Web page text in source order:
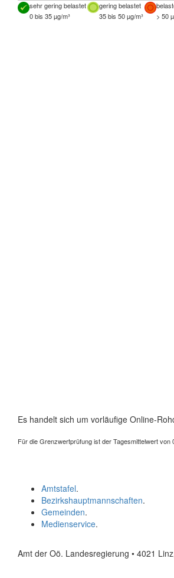
sehr gering belastet gering belastet
0 bis 35 µg/m³
35 bis 50 µg/m³ > 50
Es handelt sich um vorläufige Online-
Für die Grenzwertprüfung ist der Tagesmittelwert
Amtstafel.
Bezirkshauptmannschaften.
Gemeinden.
Medienservice.
Amt der Oö. Landesregierung • 4021